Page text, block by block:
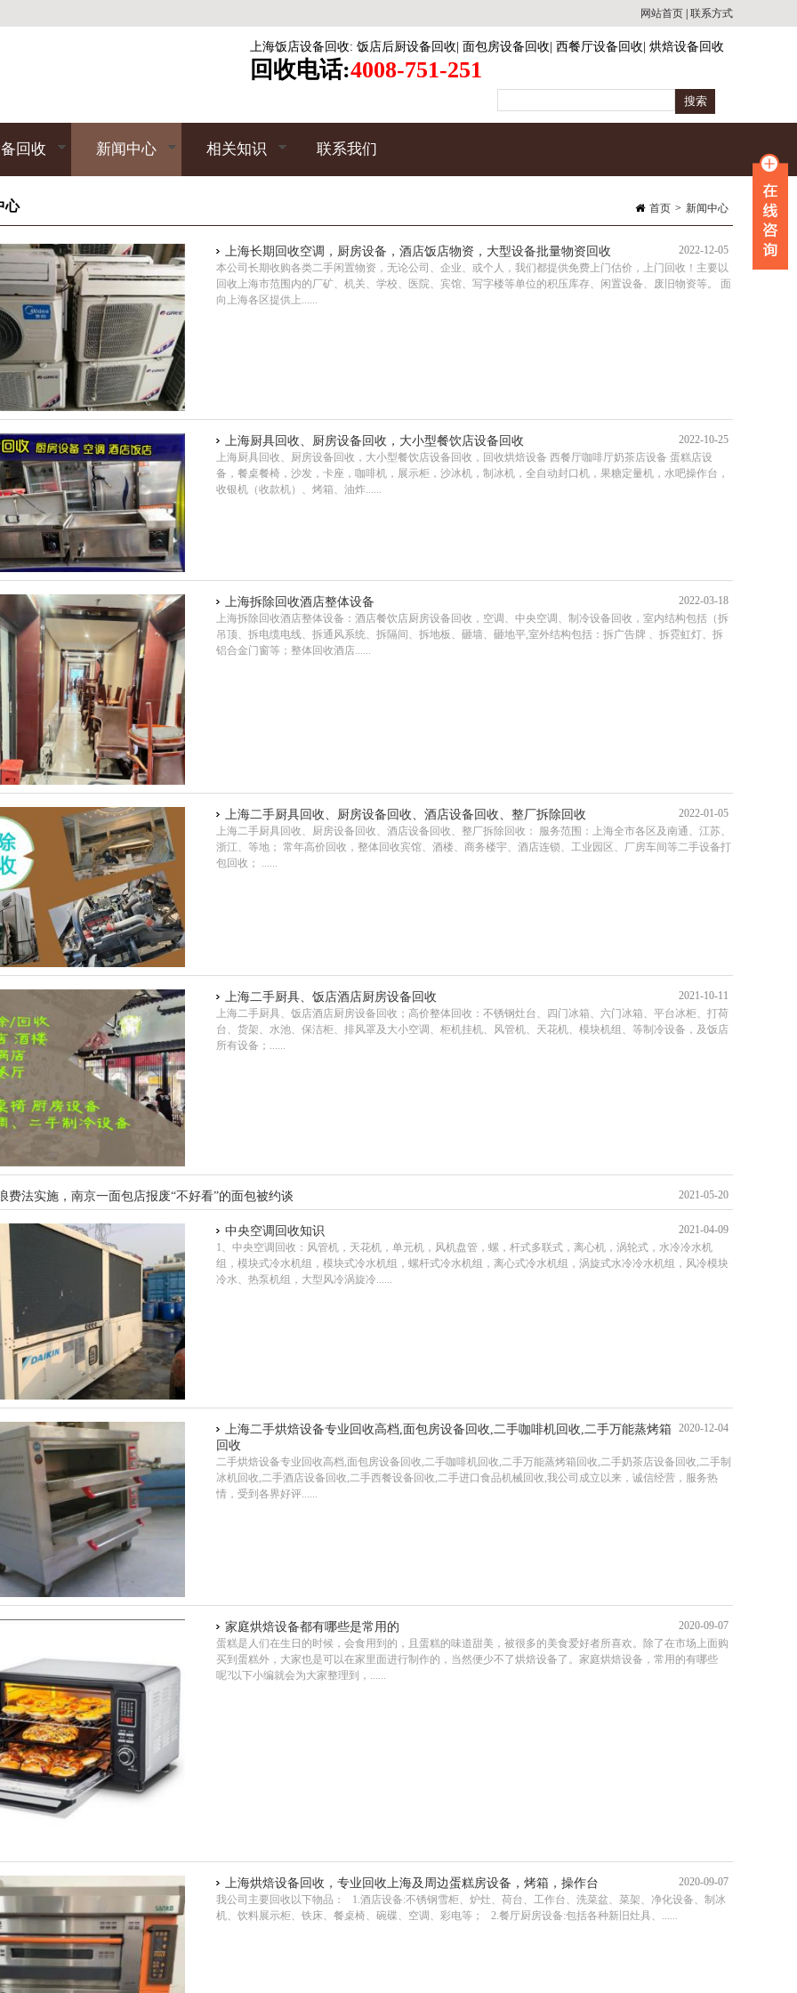
网站首页 联系方式
上海饭店设备回收: 饭店后厨设备回收 面包房设备回收 西餐厅设备回收 烘焙设备回收
回收电话:4008-751-251
回收 新闻中心 相关知识 联系我们
首页 > 新闻中心
心
2022-12-05
上海长期回收空调，厨房设备，酒店饭店物资，大型设备批量物资回收
本公司长期收购各类二手闲置物资，无论公司、企业、或个人，我们都提供免费上门估价，上门回收！主要以
回收上海市范围内的厂矿、机关、学校、医院、宾馆、写字楼等单位的积压库存、闲置设备、废旧物资等。 面
向上海各区提供上......
2022-10-25
上海厨具回收、厨房设备回收，大小型餐饮店设备回收
上海厨具回收、厨房设备回收，大小型餐饮店设备回收，回收烘焙设备 西餐厅咖啡厅奶茶店设备 蛋糕店设
备，餐桌餐椅，沙发，卡座，咖啡机，展示柜，沙冰机，制冰机，全自动封口机，果糖定量机，水吧操作台，
收银机（收款机）、烤箱、油炸......
2022-03-18
上海拆除回收酒店整体设备
上海拆除回收酒店整体设备：酒店餐饮店厨房设备回收，空调、中央空调、制冷设备回收，室内结构包括（拆
吊顶、拆电缆电线、拆通风系统、拆隔间、拆地板、砸墙、砸地平,室外结构包括：拆广告牌 、拆霓虹灯、拆
铝合金门窗等；整体回收酒店......
2022-01-05
上海二手厨具回收、厨房设备回收、酒店设备回收、整厂拆除回收
上海二手厨具回收、厨房设备回收、酒店设备回收、整厂拆除回收： 服务范围：上海全市各区及南通、江苏、
浙江、等地； 常年高价回收，整体回收宾馆、酒楼、商务楼宇、酒店连锁、工业园区、厂房车间等二手设备打
包回收； ......
2021-10-11
上海二手厨具、饭店酒店厨房设备回收
上海二手厨具、饭店酒店厨房设备回收；高价整体回收：不锈钢灶台、四门冰箱、六门冰箱、平台冰柜、打荷
台、货架、水池、保洁柜、排风罩及大小空调、柜机挂机、风管机、天花机、模块机组、等制冷设备，及饭店
所有设备；......
2021-05-20
费法实施，南京一面包店报废“不好看”的面包被约谈
2021-04-09
中央空调回收知识
1、中央空调回收：风管机，天花机，单元机，风机盘管，螺，杆式多联式，离心机，涡轮式，水冷冷水机
组，模块式冷水机组，模块式冷水机组，螺杆式冷水机组，离心式冷水机组，涡旋式水冷冷水机组，风冷模块
冷水、热泵机组，大型风冷涡旋冷......
2020-12-04
上海二手烘焙设备专业回收高档,面包房设备回收,二手咖啡机回收,二手万能蒸烤箱
回收
二手烘焙设备专业回收高档,面包房设备回收,二手咖啡机回收,二手万能蒸烤箱回收,二手奶茶店设备回收,二手制
冰机回收,二手酒店设备回收,二手西餐设备回收,二手进口食品机械回收,我公司成立以来，诚信经营，服务热
情，受到各界好评......
2020-09-07
家庭烘焙设备都有哪些是常用的
蛋糕是人们在生日的时候，会食用到的，且蛋糕的味道甜美，被很多的美食爱好者所喜欢。除了在市场上面购
买到蛋糕外，大家也是可以在家里面进行制作的，当然便少不了烘焙设备了。家庭烘焙设备，常用的有哪些
呢?以下小编就会为大家整理到，......
2020-09-07
上海烘焙设备回收，专业回收上海及周边蛋糕房设备，烤箱，操作台
我公司主要回收以下物品： 1.酒店设备:不锈钢雪柜、炉灶、荷台、工作台、洗菜盆、菜架、净化设备、制冰
机、饮料展示柜、铁床、餐桌椅、碗碟、空调、彩电等； 2.餐厅厨房设备:包括各种新旧灶具、......